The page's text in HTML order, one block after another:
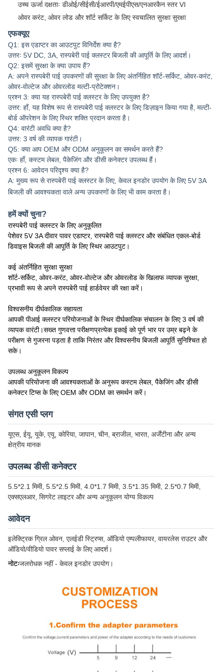
उच्च ऊर्जा दक्षताः डीओई/सीईसी/ईआरपी/एमईपीएस/एनआरकैन स्तर VI
ओवर करंट, ओवर लोड और शॉर्ट सर्किट के लिए स्वचालित सुरक्षा सुरक्षा
एफक्यूए
Q1: इस एडाप्टर का आउटपुट विनिर्देश क्या है?
उत्तरः 5V DC, 3A, रास्पबेरी पाई क्लस्टर बिजली की आपूर्ति के लिए आदर्श।
Q2: इसमें सुरक्षा के क्या उपाय हैं?
A: अपने रास्पबेरी पाई उपकरणों की सुरक्षा के लिए अंतर्निहित शॉर्ट-सर्किट, ओवर-करंट,
ओवर-वोल्टेज और ओवरलोड मल्टी-प्रोटेक्शन।
प्रश्न 3: क्या यह रास्पबेरी पाई क्लस्टर के लिए उपयुक्त है?
उत्तर: हाँ, यह विशेष रूप से रास्पबेरी पाई क्लस्टर के लिए डिज़ाइन किया गया है, मल्टी-
बोर्ड ऑपरेशन के लिए स्थिर शक्ति प्रदान करता है।
Q4: वारंटी अवधि क्या है?
उत्तर: 3 वर्ष की व्यापक गारंटी।
Q5: क्या आप OEM और ODM अनुकूलन का समर्थन करते हैं?
एकः हाँ, कस्टम लेबल, पैकेजिंग और डीसी कनेक्टर उपलब्ध हैं।
प्रश्न 6: आवेदन परिदृश्य क्या है?
A: मुख्य रूप से रास्पबेरी पाई क्लस्टर के लिए, केवल इनडोर उपयोग के लिए 5V 3A
बिजली की आवश्यकता वाले अन्य उपकरणों के लिए भी काम करता है।
हमें क्यों चुना?
रास्पबेरी पाई क्लस्टर के लिए अनुकूलित
पेशेवर 5V 3A दीवार पावर एडाप्टर, रास्पबेरी पाई क्लस्टर और संबंधित एकल-बोर्ड
डिवाइस बिजली की आपूर्ति के लिए स्थिर आउटपुट।
कई अंतर्निहित सुरक्षा सुरक्षा
शॉर्ट-सर्किट, ओवर-करंट, ओवर-वोल्टेज और ओवरलोड के खिलाफ व्यापक सुरक्षा,
प्रभावी रूप से अपने रास्पबेरी पाई हार्डवेयर की रक्षा करें।
विश्वसनीय दीर्घकालिक सहायता
आपकी पीआई क्लस्टर परियोजनाओं के स्थिर दीर्घकालिक संचालन के लिए 3 वर्ष की
व्यापक वारंटी।सख्त गुणवत्ता परीक्षणप्रत्येक इकाई को पूर्ण भार पर उम्र बढ़ने के
परीक्षण से गुजरना पड़ता है ताकि निरंतर और विश्वसनीय बिजली आपूर्ति सुनिश्चित हो
सके।
उपलब्ध अनुकूलन विकल्प
आपकी परियोजना की आवश्यकताओं के अनुरूप कस्टम लेबल, पैकेजिंग और डीसी
कनेक्टर टिप्स के लिए OEM और ODM का समर्थन करें।
संगत एसी प्लग
यूएस, ईयू, यूके, एयू, कोरिया, जापान, चीन, ब्राजील, भारत, अर्जेंटीना और अन्य
क्षेत्रीय मानक
उपलब्ध डीसी कनेक्टर
5.5*2.1 मिमी, 5.5*2.5 मिमी, 4.0*1.7 मिमी, 3.5*1.35 मिमी, 2.5*0.7 मिमी,
एक्सएलआर, सिगरेट लाइटर और अन्य अनुकूलन योग्य विकल्प
आवेदन
इलेक्ट्रिक ग्रिल ओवन, एलईडी स्ट्रिप्स, ऑडियो एम्पलीफायर, वायरलेस राउटर और
ऑडियो/वीडियो पावर सप्लाई के लिए आदर्श।
नोटःजलरोधक नहीं - केवल इनडोर उपयोग।